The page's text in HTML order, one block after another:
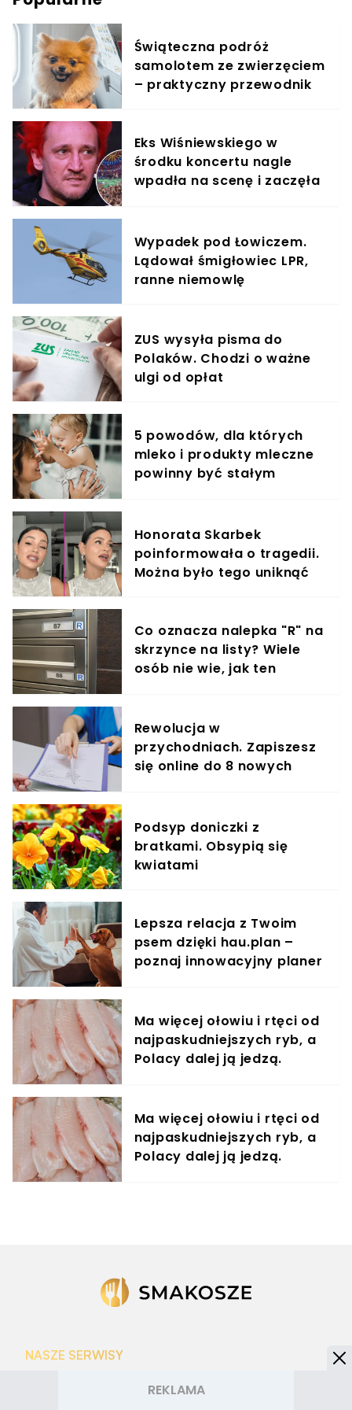
Świąteczna podróż
samolotem ze zwierzęciem
– praktyczny przewodnik
Eks Wiśniewskiego w
środku koncertu nagle
wpadła na scenę i zaczęła
Wypadek pod Łowiczem.
Lądował śmigłowiec LPR,
ranne niemowlę
ZUS wysyła pisma do
Polaków. Chodzi o ważne
ulgi od opłat
5 powodów, dla których
mleko i produkty mleczne
powinny być stałym
Honorata Skarbek
poinformowała o tragedii.
Można było tego uniknąć
Co oznacza nalepka "R" na
skrzynce na listy? Wiele
osób nie wie, jak ten
Rewolucja w
przychodniach. Zapiszesz
się online do 8 nowych
Podsyp doniczki z
bratkami. Obsypią się
kwiatami
Lepsza relacja z Twoim
psem dzięki hau.plan –
poznaj innowacyjny planer
Ma więcej ołowiu i rtęci od
najpaskudniejszych ryb, a
Polacy dalej ją jedzą.
Ma więcej ołowiu i rtęci od
najpaskudniejszych ryb, a
Polacy dalej ją jedzą.
NASZE SERWISY
biznesinfo.pl